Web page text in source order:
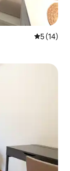
レビュー
5 (14)